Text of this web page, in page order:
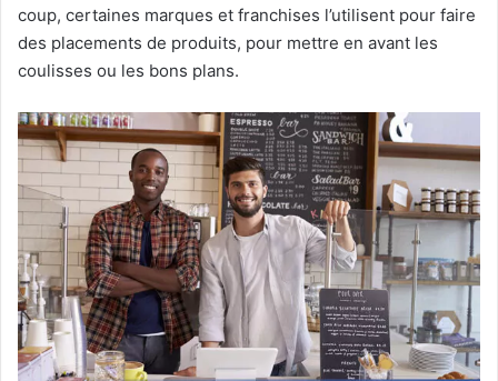
coup, certaines marques et franchises l’utilisent pour faire
des placements de produits, pour mettre en avant les
coulisses ou les bons plans.